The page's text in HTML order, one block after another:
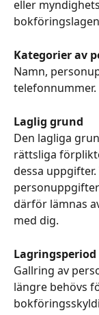
eller
Kategorier av
Namn,
telefonnummer.
Laglig grund
Den lagliga
rättsliga
dessa
därför lämnas
med dig.
Lagringsperiod
Gallring av
längre behövs